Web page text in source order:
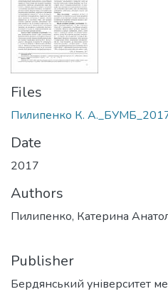
Files
Пилипенко К.
Date
2017
Authors
Пилипенко, Катерина
Publisher
Бердянський університет